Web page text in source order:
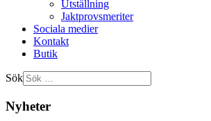
Utställning
Jaktprovsmeriter
Sociala medier
Kontakt
Butik
Sök
Nyheter